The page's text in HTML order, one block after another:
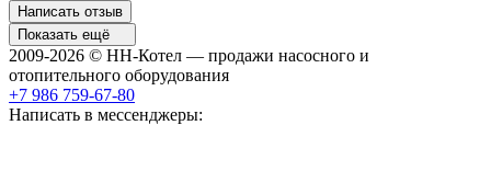
Написать отзыв
Показать ещё
2009-2026 © НН-Котел — продажи насосного и
отопительного оборудования
+7 986 759-67-80
Написать в мессенджеры: